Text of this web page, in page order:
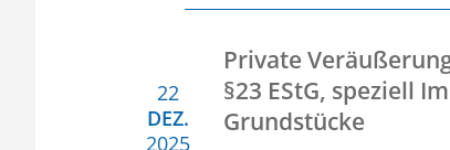
22
DEZ.
2025
Private
§23 EStG, speziell
Grundstücke